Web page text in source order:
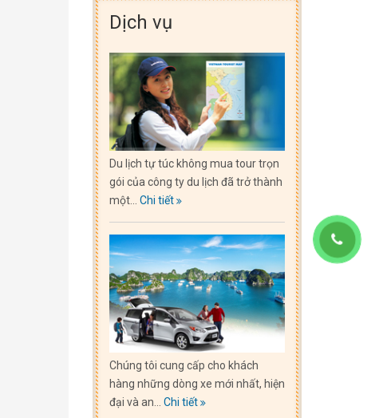
Dịch vụ
Du lịch tự túc không mua tour trọn
gói của công ty du lịch đã trở thành
một... Chi tiết
Chúng tôi cung cấp cho khách
hàng những dòng xe mới nhất, hiện
đại và an... Chi tiết